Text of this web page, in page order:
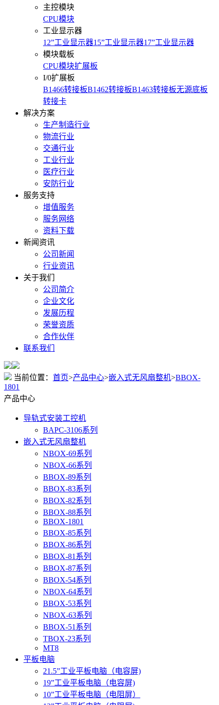
主控模块
CPU模块
工业显示器
12”工业显示器15”工业显示器17”工业显示器
模块载板
CPU模块扩展板
I/0扩展板
B1466转接板B1462转接板B1463转接板无源底板
转接卡
解决方案
生产制造行业
物流行业
交通行业
工业行业
医疗行业
安防行业
服务支持
增值服务
服务网络
资料下载
新闻资讯
公司新闻
行业资讯
关于我们
公司简介
企业文化
发展历程
荣誉资质
合作伙伴
联系我们
当前位置： 首页>产品中心>嵌入式无风扇整机>BBOX-
1801
产品中心
导轨式安装工控机
BAPC-3106系列
嵌入式无风扇整机
NBOX-69系列
NBOX-66系列
BBOX-89系列
BBOX-83系列
BBOX-82系列
BBOX-88系列
BBOX-1801
BBOX-85系列
BBOX-86系列
BBOX-81系列
BBOX-87系列
BBOX-54系列
NBOX-64系列
BBOX-53系列
NBOX-63系列
BBOX-51系列
TBOX-23系列
MT8
平板电脑
21.5”工业平板电脑（电容屏)
19”工业平板电脑（电容屏)
10”工业平板电脑（电阻屏）